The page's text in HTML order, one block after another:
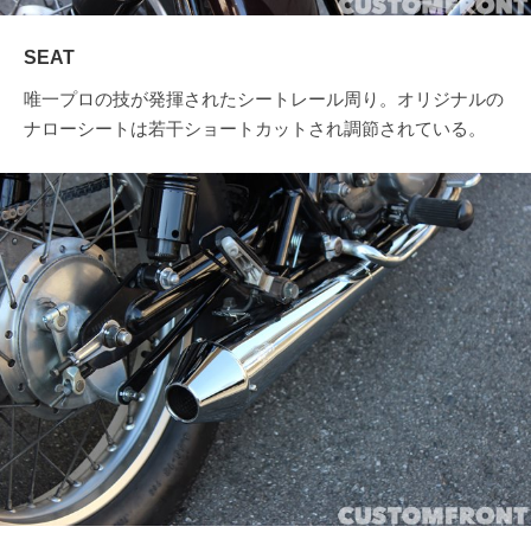
SEAT
唯一プロの技が発揮されたシートレール周り。オリジナルの
ナローシートは若干ショートカットされ調節されている。